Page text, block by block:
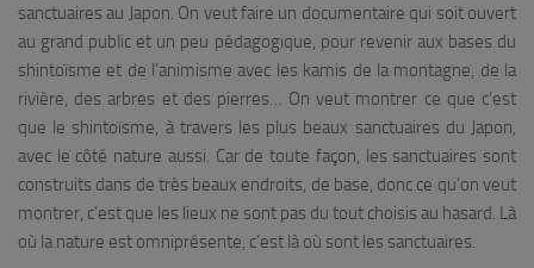
sanctuaires au Japon. On veut faire un documentaire qui soit ouvert
au grand public et un peu pédagogique, pour revenir aux bases du
shintoïsme et de l’animisme avec les kamis de la montagne, de la
rivière, des arbres et des pierres… On veut montrer ce que c’est
que le shintoïsme, à travers les plus beaux sanctuaires du Japon,
avec le côté nature aussi. Car de toute façon, les sanctuaires sont
construits dans de très beaux endroits, de base, donc ce qu’on veut
montrer, c’est que les lieux ne sont pas du tout choisis au hasard. Là
où la nature est omniprésente, c’est là où sont les sanctuaires.